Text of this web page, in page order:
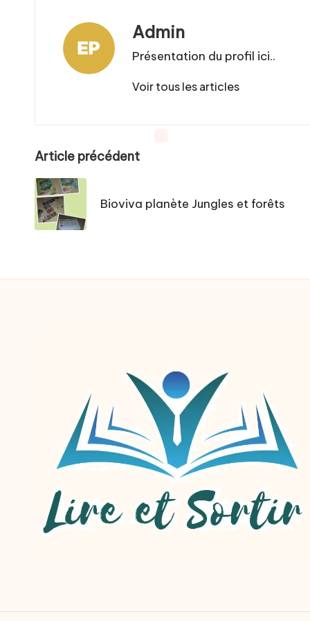
Admin
Présentation du profil ici..
Voir tous les articles
Post
navigation
Article précédent
Bioviva planète Jungles et forêts